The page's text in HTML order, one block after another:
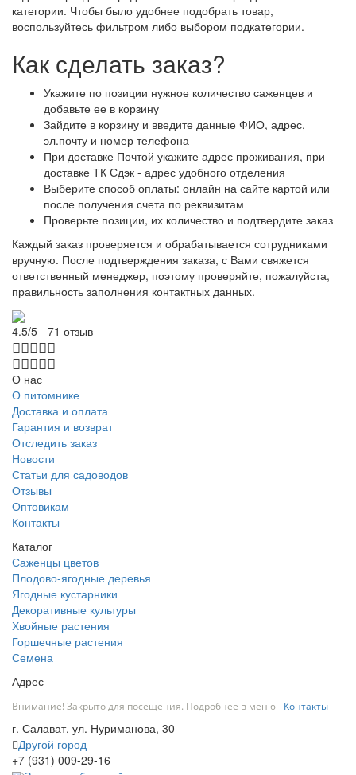
категории. Чтобы было удобнее подобрать товар,
воспользуйтесь фильтром либо выбором подкатегории.
Как сделать заказ?
Укажите по позиции нужное количество саженцев и
добавьте ее в корзину
Зайдите в корзину и введите данные ФИО, адрес,
эл.почту и номер телефона
При доставке Почтой укажите адрес проживания, при
доставке ТК Сдэк - адрес удобного отделения
Выберите способ оплаты: онлайн на сайте картой или
после получения счета по реквизитам
Проверьте позиции, их количество и подтвердите заказ
Каждый заказ проверяется и обрабатывается сотрудниками
вручную. После подтверждения заказа, с Вами свяжется
ответственный менеджер, поэтому проверяйте, пожалуйста,
правильность заполнения контактных данных.
4.5/5 - 71 отзыв
О нас
О питомнике
Доставка и оплата
Гарантия и возврат
Отследить заказ
Новости
Статьи для садоводов
Отзывы
Оптовикам
Контакты
Каталог
Саженцы цветов
Плодово-ягодные деревья
Ягодные кустарники
Декоративные культуры
Хвойные растения
Горшечные растения
Семена
Адрес
Внимание! Закрыто для посещения. Подробнее в меню - Контакты
г. Салават, ул. Нуриманова, 30
Другой город
+7 (931) 009-29-16